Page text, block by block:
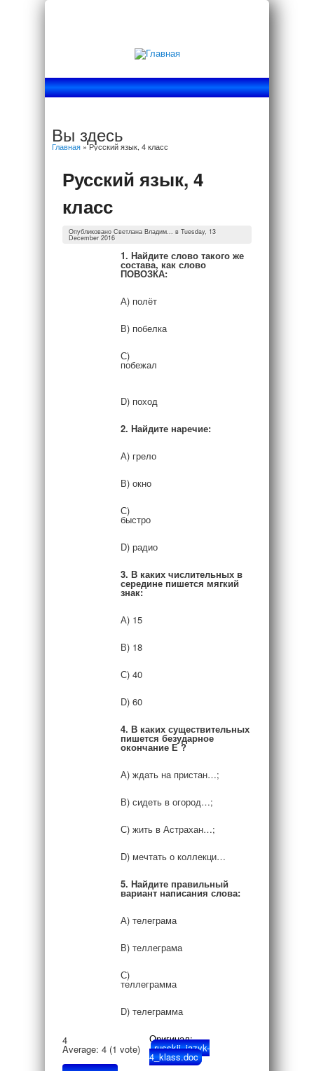
Вы здесь
Главная» Русский язык, 4 класс
Русский язык, 4
класс
Опубликовано Светлана Владим... в Tuesday, 13
December 2016
1. Найдите слово такого же
состава, как слово
ПОВОЗКА:
А) полёт
В) побелка
С)
побежал
D) поход
2. Найдите наречие:
А) грело
В) окно
С)
быстро
D) радио
3. В каких числительных в
середине пишется мягкий
знак:
А) 15
В) 18
С) 40
D) 60
4. В каких существительных
пишется безударное
окончание Е ?
А) ждать на пристан…;
В) сидеть в огород…;
С) жить в Астрахан…;
D) мечтать о коллекци…
5. Найдите правильный
вариант написания слова:
А) телеграма
В) теллеграма
С)
теллеграмма
D) телеграмма
4
Average: 4 (1 vote)
Оригинал:
russkij_jazyk-
4_klass.doc